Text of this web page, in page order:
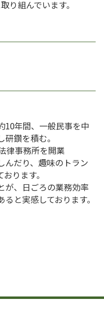
り組んでいます。
10年間、一般民事を中
鑽を積む。
律事務所を開業
んだり、趣味のトラン
ります。
が、日ごろの業務効率
と実感しております。